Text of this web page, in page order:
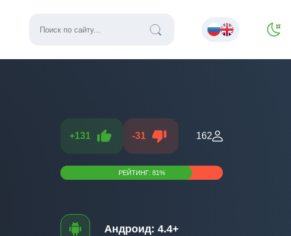
+131 -31 162
РЕЙТИНГ: 81%
Андроид: 4.4+